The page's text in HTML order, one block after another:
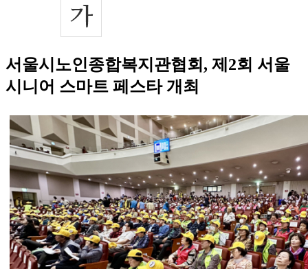
서울시노인종합복지관협회, 제2회 서울
시니어 스마트 페스타 개최